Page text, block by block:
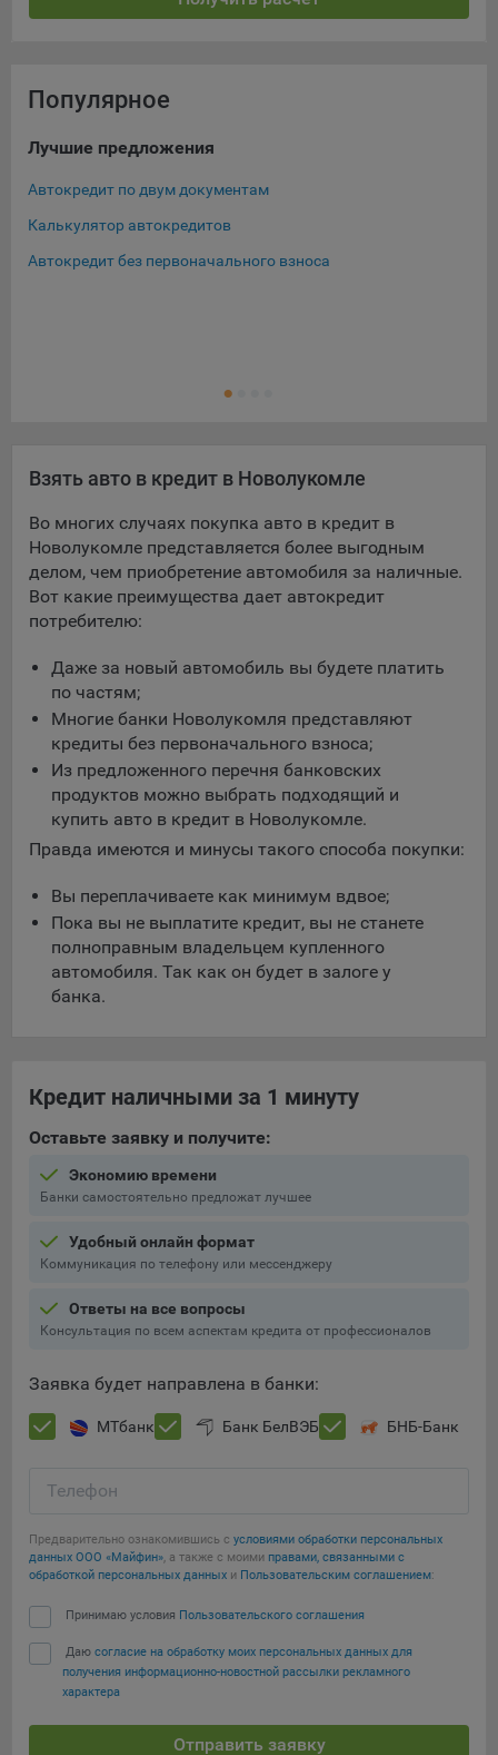
Популярное
Лучшие предложения
Автокредит по двум документам
Калькулятор автокредитов
Автокредит без первоначального взноса
Взять авто в кредит в Новолукомле
Во многих случаях покупка авто в кредит в
Новолукомле представляется более выгодным
делом, чем приобретение автомобиля за наличные.
Вот какие преимущества дает автокредит
потребителю:
Даже за новый автомобиль вы будете платить
по частям;
Многие банки Новолукомля представляют
кредиты без первоначального взноса;
Из предложенного перечня банковских
продуктов можно выбрать подходящий и
купить авто в кредит в Новолукомле.
Правда имеются и минусы такого способа покупки:
Вы переплачиваете как минимум вдвое;
Пока вы не выплатите кредит, вы не станете
полноправным владельцем купленного
автомобиля. Так как он будет в залоге у
банка.
Кредит наличными за 1 минуту
Оставьте заявку и получите:
Экономию времени
Банки самостоятельно предложат лучшее
Удобный онлайн формат
Коммуникация по телефону или мессенджеру
Ответы на все вопросы
Консультация по всем аспектам кредита от профессионалов
Заявка будет направлена в банки:
МТбанк Банк БелВЭБ БНБ-Банк
Телефон
Предварительно ознакомившись с условиями обработки персональных
данных ООО «Майфин», а также с моими правами, связанными с
обработкой персональных данных и Пользовательским соглашением:
Принимаю условия Пользовательского соглашения
Даю согласие на обработку моих персональных данных для
получения информационно-новостной рассылки рекламного
характера
Отправить заявку